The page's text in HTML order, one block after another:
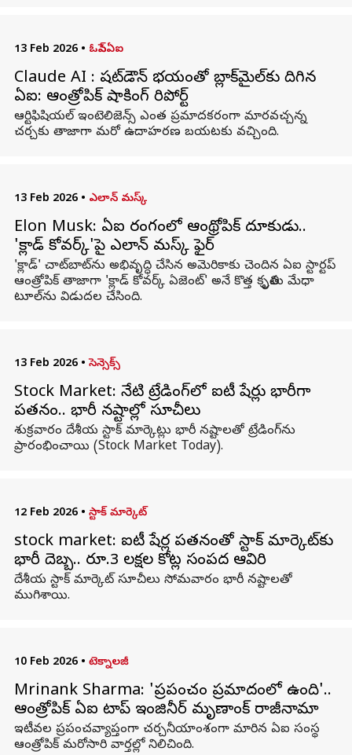
13 Feb 2026 • ఓపెన్ఏఐ
Claude AI : షట్‌డౌన్ భయంతో బ్లాక్‌మైల్‌కు దిగిన
ఏఐ: ఆంత్రోపిక్ షాకింగ్ రిపోర్ట్
ఆర్టిఫిషియల్ ఇంటెలిజెన్స్ ఎంత ప్రమాదకరంగా మారవచ్చన్న
చర్చకు తాజాగా మరో ఉదాహరణ బయటకు వచ్చింది.
13 Feb 2026 • ఎలాన్ మస్క్
Elon Musk: ఏఐ రంగంలో ఆంథ్రోపిక్‌ దూకుడు..
'క్లాడ్ కోవర్క్‌'పై ఎలాన్‌ మస్క్‌ ఫైర్
'క్లాడ్' చాట్‌బాట్‌ను అభివృద్ధి చేసిన అమెరికాకు చెందిన ఏఐ స్టార్టప్‌
ఆంత్రోపిక్‌ తాజాగా 'క్లాడ్ కోవర్క్ ఏజెంట్' అనే కొత్త కృత్రిమ మేధా
టూల్‌ను విడుదల చేసింది.
13 Feb 2026 • సెన్సెక్స్
Stock Market: నేటి ట్రేడింగ్‌లో ఐటీ షేర్లు భారీగా
పతనం.. భారీ నష్టాల్లో సూచీలు
శుక్రవారం దేశీయ స్టాక్ మార్కెట్లు భారీ నష్టాలతో ట్రేడింగ్‌ను
ప్రారంభించాయి (Stock Market Today).
12 Feb 2026 • స్టాక్ మార్కెట్
stock market: ఐటీ షేర్ల పతనంతో స్టాక్‌ మార్కెట్‌కు
భారీ దెబ్బ.. రూ.3 లక్షల కోట్ల సంపద ఆవిరి
దేశీయ స్టాక్‌ మార్కెట్‌ సూచీలు సోమవారం భారీ నష్టాలతో
ముగిశాయి.
10 Feb 2026 • టెక్నాలజీ
Mrinank Sharma: 'ప్రపంచం ప్రమాదంలో ఉంది'..
ఆంత్రోపిక్ ఏఐ టాప్ ఇంజినీర్ మృణాంక్ రాజీనామా
ఇటీవల ప్రపంచవ్యాప్తంగా చర్చనీయాంశంగా మారిన ఏఐ సంస్థ
ఆంత్రోపిక్ మరోసారి వార్తల్లో నిలిచింది.